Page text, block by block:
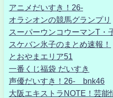
アニメだいすき！26-
オラシオンの競馬グランプリ
スーパーウンコウーマンT・
スケバン氷子のまとめ速報！
とおやまエリア51
一番くじ福袋 だいすき
声優だいすき！26- bnk46
大阪エキストラNOTE！芸能